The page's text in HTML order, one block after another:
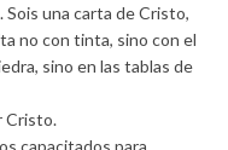
una carta de Cristo,
no con tinta, sino con el
sino en las tablas de
Cristo.
capacitados para